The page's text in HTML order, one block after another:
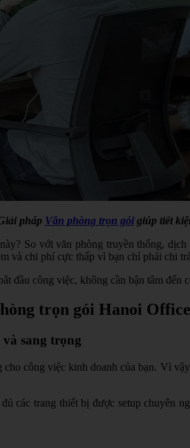
pháp Văn phòng trọn góigiúp tiết
So với văn phòng truyền thống,
và chi phí cực thấp vì bạn chỉ phải chi
đầu công việc, không cần bận tâm đến
trọn gói Hanoi Office
sang trọng
công việc kinh doanh của bạn. Vì
các trang thiết bị được setup chuyên